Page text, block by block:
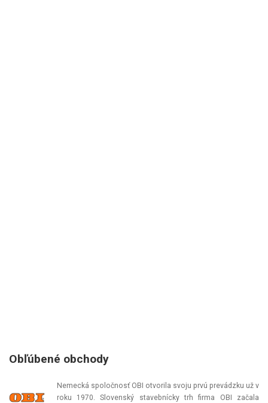
Obľúbené obchody
Nemecká spoločnosť OBI otvorila svoju prvú prevádzku už v
roku 1970. Slovenský stavebnícky trh firma OBI začala